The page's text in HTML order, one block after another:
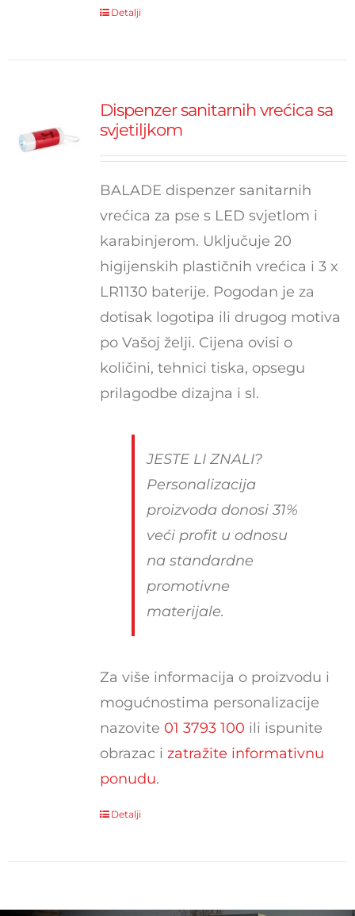
Detalji
Dispenzer sanitarnih vrećica sa
svjetiljkom
BALADE dispenzer sanitarnih
vrećica za pse s LED svjetlom i
karabinjerom. Uključuje 20
higijenskih plastičnih vrećica i 3 x
LR1130 baterije. Pogodan je za
dotisak logotipa ili drugog motiva
po Vašoj želji. Cijena ovisi o
količini, tehnici tiska, opsegu
prilagodbe dizajna i sl.
JESTE LI ZNALI?
Personalizacija
proizvoda donosi 31%
veći profit u odnosu
na standardne
promotivne
materijale.
Za više informacija o proizvodu i
mogućnostima personalizacije
nazovite 01 3793 100 ili ispunite
obrazac i zatražite informativnu
ponudu.
Detalji